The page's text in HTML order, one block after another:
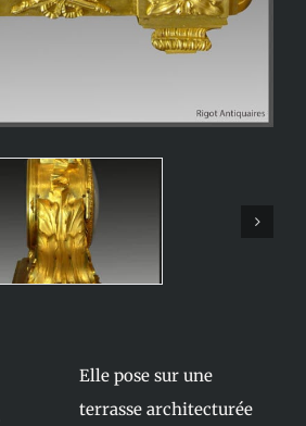
Elle pose sur une
terrasse architecturée